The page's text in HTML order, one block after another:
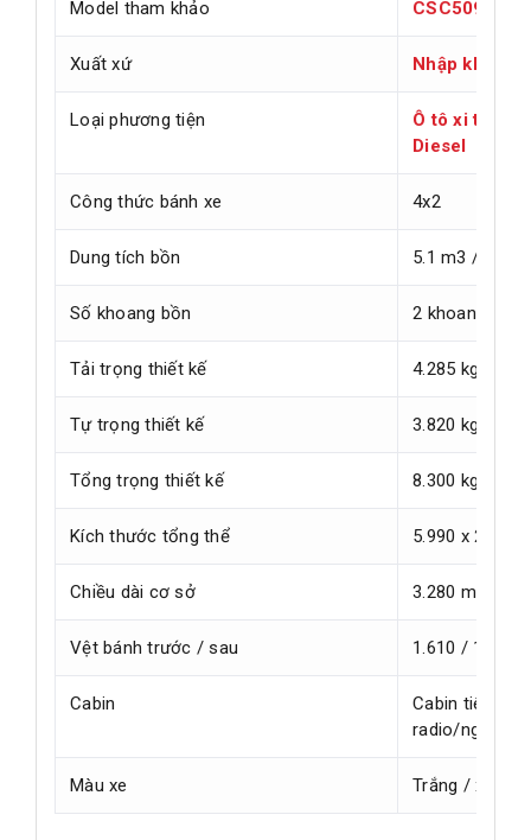
Model tham khảo
Xuất xứ Nhập khẩu
Loại phương tiện
Ô tô xi téc
Diesel
Công thức bánh xe 4x2
Dung tích bồn 5.1 m3 / 5100
Số khoang bồn 2 khoang
Tải trọng thiết kế 4.285 kg
Tự trọng thiết kế 3.820 kg
Tổng trọng thiết kế 8.300 kg
Kích thước tổng thể 5.990 x 2.150
Chiều dài cơ sở 3.280 mm
Vệt bánh trước / sau 1.610 / 1.645
Cabin
Cabin tiêu
radio/nghe
Màu xe Trắng / xanh